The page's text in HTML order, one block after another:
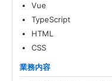
Vue
TypeScript
HTML
CSS
業務内容